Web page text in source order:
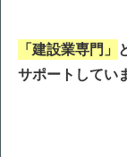
「建設業専門」
サポートしてい